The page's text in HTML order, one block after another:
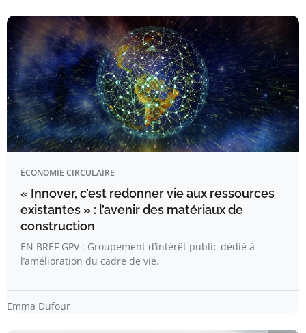
ÉCONOMIE CIRCULAIRE
« Innover, c’est redonner vie aux ressources
existantes » : l’avenir des matériaux de
construction
EN BREF GPV : Groupement d’intérêt public dédié à
l’amélioration du cadre de vie.
Emma Dufour